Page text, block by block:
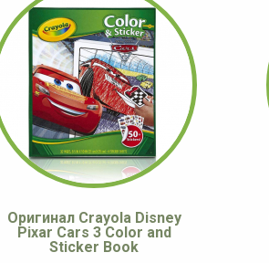
Оригинал Crayola Disney
Pixar Cars 3 Color and
Sticker Book